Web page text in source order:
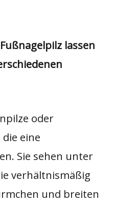
lassen
oder
die eine
Sie sehen unter
verhältnismäßig
und breiten